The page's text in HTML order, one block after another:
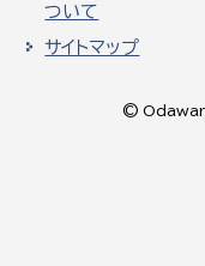
ついて
サイトマップ
©